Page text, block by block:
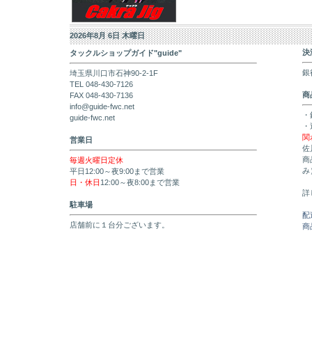
2026年8月 6日 木曜日
タックルショップガイド"guide"
埼玉県川口市石神90-2-1F
TEL 048-430-7126
FAX 048-430-7136
info@guide-fwc.net
guide-fwc.net
営業日
毎週火曜日定休
平日12:00～夜9:00まで営業
日・休日 12:00～夜8:00まで営業
駐車場
店舗前に１台分ございます。
決
銀
商
関
佐
商
み
詳
配
商